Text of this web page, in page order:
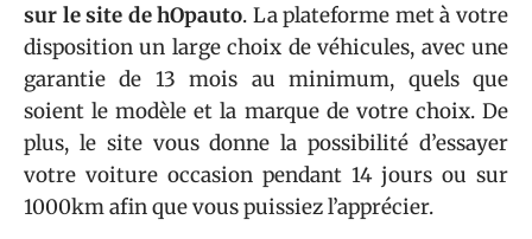
sur le site de hOpauto. La plateforme met à votre
disposition un large choix de véhicules, avec une
garantie de 13 mois au minimum, quels que
soient le modèle et la marque de votre choix. De
plus, le site vous donne la possibilité d’essayer
votre voiture occasion pendant 14 jours ou sur
1000km afin que vous puissiez l’apprécier.